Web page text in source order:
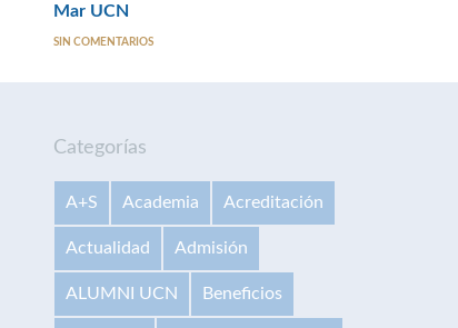
Mar UCN
SIN COMENTARIOS
Categorías
A+S Academia Acreditación
Actualidad Admisión
ALUMNI UCN Beneficios